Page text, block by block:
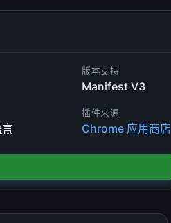
版本支持
Manifest V3
插件来源
Chrome 应用商店